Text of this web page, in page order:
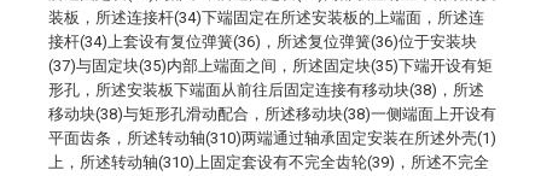
装板，所述连接杆(34)下端固定在所述安装板的上端面，所述连
接杆(34)上套设有复位弹簧(36)，所述复位弹簧(36)位于安装块
(37)与固定块(35)内部上端面之间，所述固定块(35)下端开设有矩
形孔，所述安装板下端面从前往后固定连接有移动块(38)，所述
移动块(38)与矩形孔滑动配合，所述移动块(38)一侧端面上开设有
平面齿条，所述转动轴(310)两端通过轴承固定安装在所述外壳(1)
上，所述转动轴(310)上固定套设有不完全齿轮(39)，所述不完全